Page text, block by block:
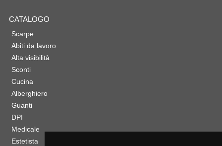
CATALOGO
Scarpe
Abiti da lavoro
Alta visibilità
Sconti
Cucina
Alberghiero
Guanti
DPI
Medicale
Estetista